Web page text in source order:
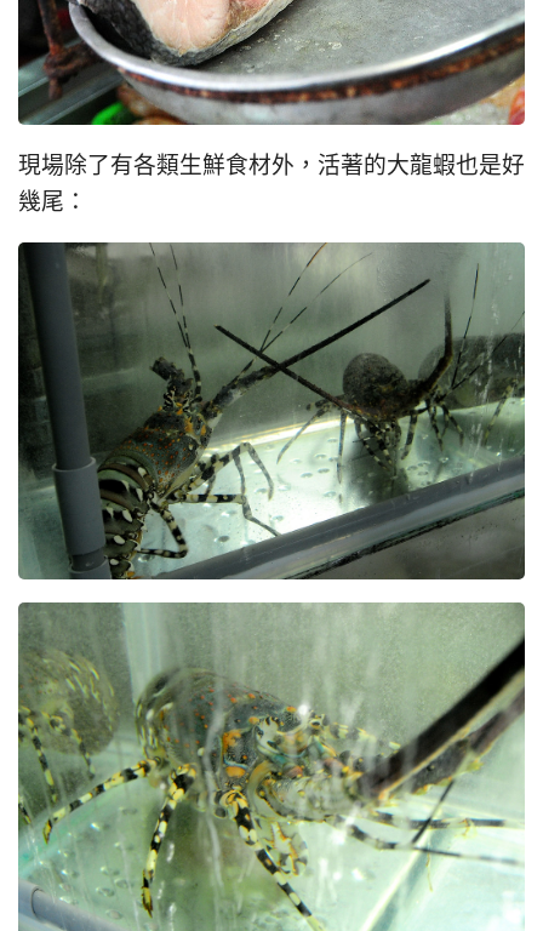
現場除了有各類生鮮食材外，活著的大龍蝦也是好
幾尾：